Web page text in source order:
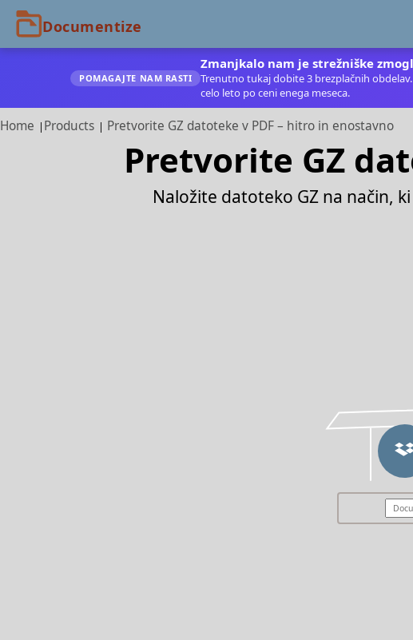
POMAGAJTE NAM RASTI
Zmanjkalo nam je strežniške
Trenutno tukaj dobite 3 brezplačnih
celo leto po ceni enega meseca.
Home Products Pretvorite GZ datoteke v PDF – hitro in enostavno
Pretvorite GZ
Naložite datoteko GZ na način,